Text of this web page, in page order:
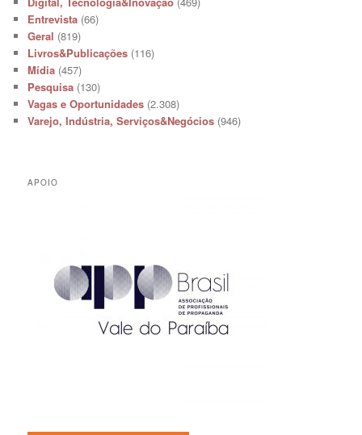
Entrevista (66)
Geral (819)
Livros&Publicações (116)
Mídia (457)
Pesquisa (130)
Vagas e Oportunidades (2.308)
Varejo, Indústria, Serviços&Negócios (946)
APOIO